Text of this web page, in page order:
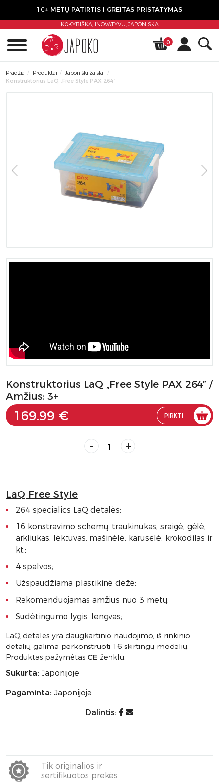
10+ METŲ PATIRTIS I GREITAS PRISTATYMAS
KOKYBIŠKA, INOVATYVU,JAPONIŠKA
0
Pradžia Produktai
Japoniški žaislai
Konstruktorius LaQ „Free Style PAX 264”
Konstruktorius LaQ „Free Style PAX 264” /
Amžius: 3+
169.99 € PIRKTI
- +
LaQ Free Style
264 specialios LaQ detalės;
16 konstravimo schemų: traukinukas, sraigė, gėlė,
arkliukas, lėktuvas, mašinėlė, karuselė, krokodilas ir
kt.;
4 spalvos;
Užspaudžiama plastikinė dėžė;
Rekomenduojamas amžius nuo 3 metų.
Sudėtingumo lygis: lengvas;
LaQ detalės yra daugkartinio naudojimo, iš rinkinio
detalių galima perkonstruoti 16 skirtingų modelių.
Produktas pažymėtas CE ženklu.
Sukurta: Japonijoje
Pagaminta: Japonijoje
Dalintis:
Tik originalios ir
sertifikuotos prekės